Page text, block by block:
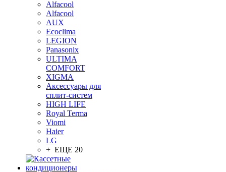
Alfacool
Alfacool
AUX
Ecoclima
LEGION
Panasonix
ULTIMA
COMFORT
XIGMA
Аксессуары для
сплит-систем
HIGH LIFE
Royal Terma
Viomi
Haier
LG
+ ЕЩЕ 20